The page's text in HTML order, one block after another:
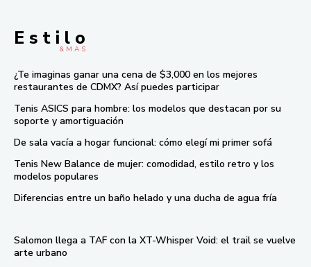
E s t i l o
& M À S
¿Te imaginas ganar una cena de $3,000 en los mejores
restaurantes de CDMX? Así puedes participar
Tenis ASICS para hombre: los modelos que destacan por su
soporte y amortiguación
De sala vacía a hogar funcional: cómo elegí mi primer sofá
Tenis New Balance de mujer: comodidad, estilo retro y los
modelos populares
Diferencias entre un baño helado y una ducha de agua fría
Salomon llega a TAF con la XT-Whisper Void: el trail se vuelve
arte urbano